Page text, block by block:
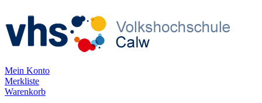
Mein Konto
Merkliste
Warenkorb